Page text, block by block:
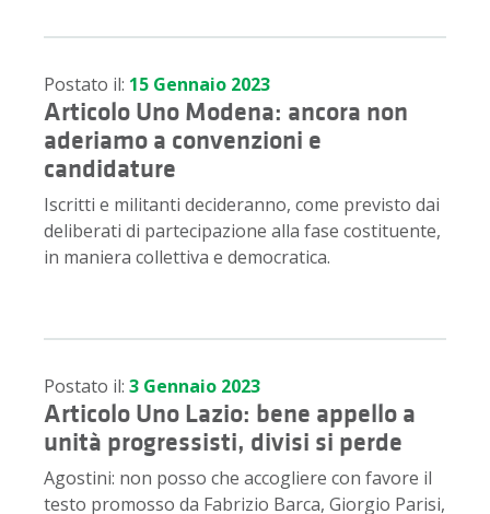
Postato il: 15 Gennaio 2023
Articolo Uno Modena: ancora non
aderiamo a convenzioni e
candidature
Iscritti e militanti decideranno, come previsto dai
deliberati di partecipazione alla fase costituente,
in maniera collettiva e democratica.
Postato il: 3 Gennaio 2023
Articolo Uno Lazio: bene appello a
unità progressisti, divisi si perde
Agostini: non posso che accogliere con favore il
testo promosso da Fabrizio Barca, Giorgio Parisi,